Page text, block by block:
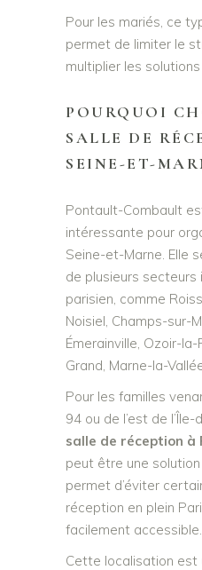
Pour les mariés, ce
permet de limiter le
multiplier les
POURQUOI
SALLE DE
SEINE-ET-
Pontault-Combault
intéressante pour
Seine-et-Marne. Elle
de plusieurs secteurs
parisien, comme
Noisiel, Champs-sur-
Émerainville, Ozoir-
Grand, Marne-la-
Pour les familles
94 ou de l’est de
salle de réception
peut être une
permet d’éviter
réception en plein
facilement accessible.
Cette localisation est